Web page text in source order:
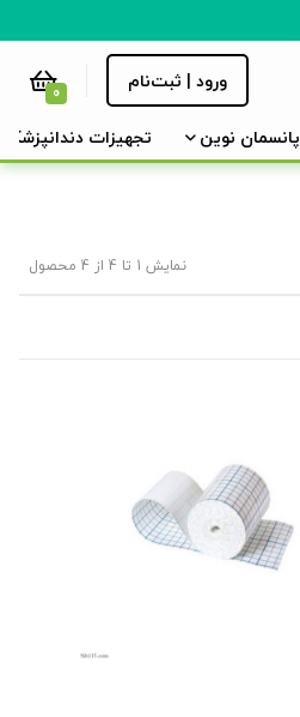
ورود | ثبت‌نام 0
پانسمان نوین تجهیزات دندانپزشکی
نمایش 1 تا 4 از 4 محصول